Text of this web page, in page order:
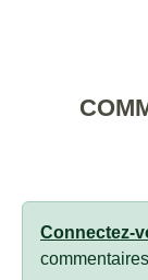
Connectez-